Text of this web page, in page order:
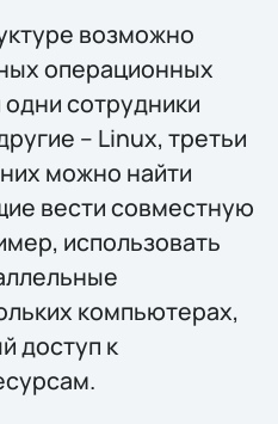
возможно
операционных
сотрудники
– Linux, третьи
можно найти
вести совместную
использовать
компьютерах,
доступ к